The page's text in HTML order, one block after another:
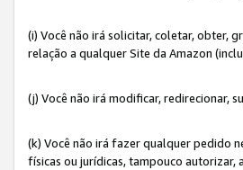
(i) Você não irá solicitar, coletar, obter,
relação a qualquer Site da Amazon
(j) Você não irá modificar, redirecionar,
(k) Você não irá fazer qualquer pedido
físicas ou jurídicas, tampouco autorizar,